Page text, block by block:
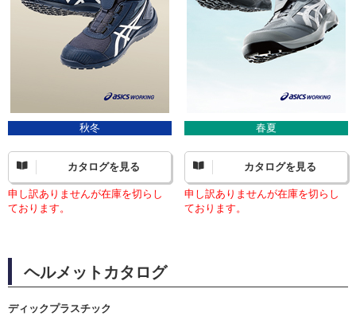
秋冬
カタログを見る
申し訳ありませんが在庫を切らし
ております。
春夏
カタログを見る
申し訳ありませんが在庫を切らし
ております。
ヘルメットカタログ
ディックプラスチック